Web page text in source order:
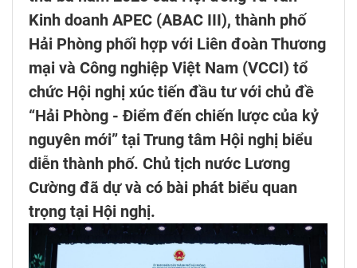
Kinh doanh APEC (ABAC III), thành phố
Hải Phòng phối hợp với Liên đoàn Thương
mại và Công nghiệp Việt Nam (VCCI) tổ
chức Hội nghị xúc tiến đầu tư với chủ đề
“Hải Phòng - Điểm đến chiến lược của kỷ
nguyên mới” tại Trung tâm Hội nghị biểu
diễn thành phố. Chủ tịch nước Lương
Cường đã dự và có bài phát biểu quan
trọng tại Hội nghị.